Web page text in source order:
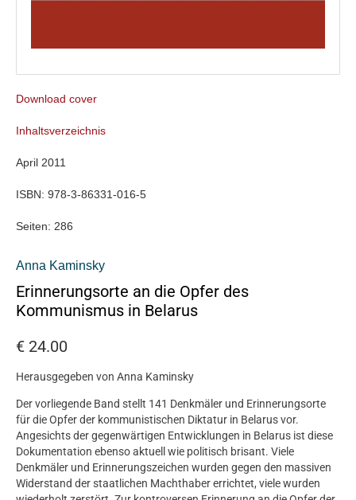
Download cover
Inhaltsverzeichnis
April 2011
ISBN: 978-3-86331-016-5
Seiten: 286
Anna Kaminsky
Erinnerungsorte an die Opfer des
Kommunismus in Belarus
€ 24.00
Herausgegeben von Anna Kaminsky
Der vorliegende Band stellt 141 Denkmäler und Erinnerungsorte
für die Opfer der kommunistischen Diktatur in Belarus vor.
Angesichts der gegenwärtigen Entwicklungen in Belarus ist diese
Dokumentation ebenso aktuell wie politisch brisant. Viele
Denkmäler und Erinnerungszeichen wurden gegen den massiven
Widerstand der staatlichen Machthaber errichtet, viele wurden